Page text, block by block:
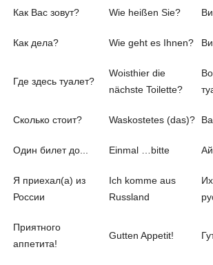
Как Вас зовут? Wie heißen Sie?
Как дела? Wie geht es Ihnen?
Где здесь туалет?
Woisthier die
nächste Toilette?
Сколько стоит? Waskostetes (das)?
Один билет до... Einmal …bitte
Я приехал(а) из
России
Ich komme aus
Russland
Приятного
аппетита!
Gutten Appetit!